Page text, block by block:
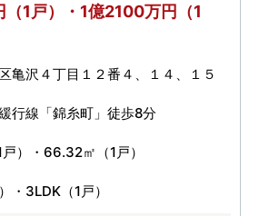
1戸）・1億2100万円（1
亀沢４丁目１２番４、１４、１５
行線「錦糸町」徒歩8分
）・66.32㎡（1戸）
・3LDK（1戸）